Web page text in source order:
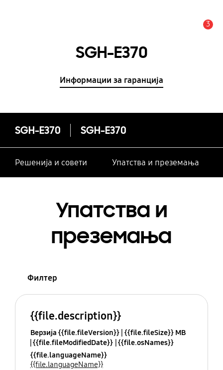
3
SGH-E370
Информации за гаранција
SGH-E370 SGH-E370
Решенија и совети Упатства и преземања
Упатства и
преземања
Филтер
{{file.description}}
Верзија {{file.fileVersion}} {{file.fileSize}} MB
{{file.fileModifiedDate}} {{file.osNames}}
{{file.languageName}}
{{file.languageName}}